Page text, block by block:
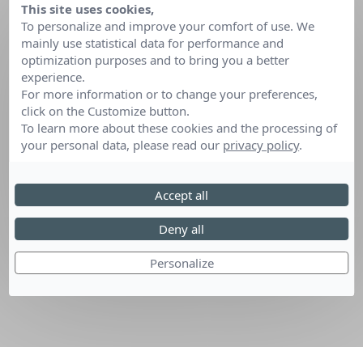
This site uses cookies,
To personalize and improve your comfort of use. We
mainly use statistical data for performance and
optimization purposes and to bring you a better
experience.
For more information or to change your preferences,
click on the Customize button.
To learn more about these cookies and the processing of
your personal data, please read our privacy policy.
Personalize
Deny all
Accept all